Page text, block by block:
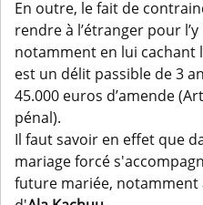
En outre, le fait de
rendre à l’étranger pour
notamment en lui cachant
est un délit passible de 3
45.000 euros d’amende
pénal).
Il faut savoir en effet que
mariage forcé
future mariée, notamment